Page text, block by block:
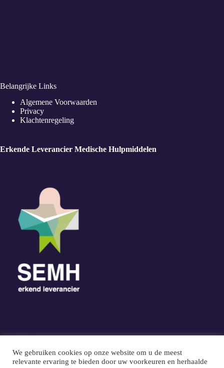
Belangrijke Links
Algemene Voorwaarden
Privacy
Klachtenregeling
Erkende Leverancier Medische Hulpmiddelen
Contact Info
Adres:
Brugstraat 11 6031 EE Nederweert
We gebruiken cookies op onze website om u de meest
relevante ervaring te bieden door uw voorkeuren en herhaalde